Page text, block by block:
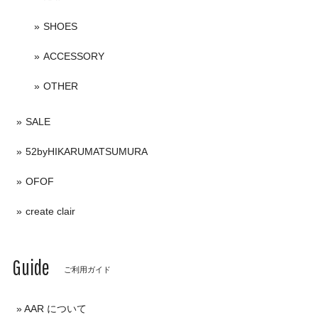
SHOES
ACCESSORY
OTHER
SALE
52byHIKARUMATSUMURA
OFOF
create clair
Guide ご利用ガイド
AAR について